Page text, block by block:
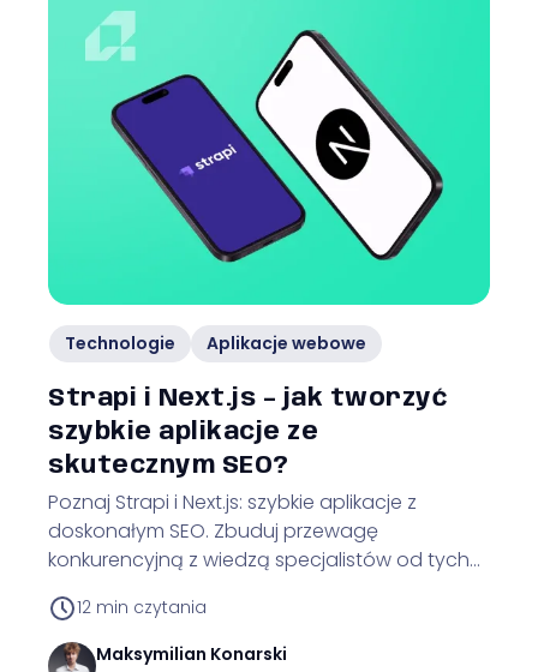
Technologie Aplikacje webowe
Strapi i Next.js – jak tworzyć
szybkie aplikacje ze
skutecznym SEO?
Poznaj Strapi i Next.js: szybkie aplikacje z
doskonałym SEO. Zbuduj przewagę
konkurencyjną z wiedzą specjalistów od tych
12 min czytania
Maksymilian Konarski